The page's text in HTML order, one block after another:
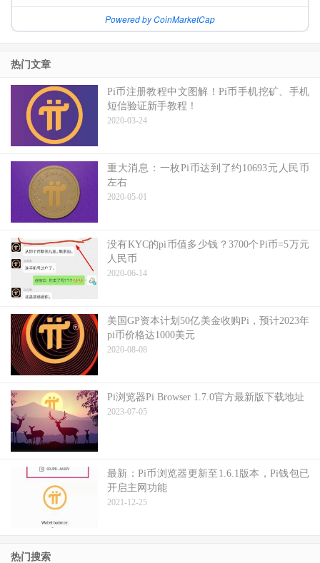
Powered by CoinMarketCap
热门文章
Pi币注册教程中文图解！Pi币手机挖矿、手机
短信验证新手教程！
2020-03-24
重大消息：一枚Pi币达到了约10693元人民币
左右
2020-05-01
没有KYC的pi币值多少钱？3700个Pi币=5万元
人民币
2020-06-14
美国GP资本计划50亿美金收购Pi，预计2023年
pi币价格达1000美元
2020-08-08
Pi浏览器Pi Browser 1.7.0官方最新版下载地址
2023-07-05
最新：Pi币浏览器更新至1.6.1版本，Pi钱包已
开启主网功能
2021-12-25
热门搜索